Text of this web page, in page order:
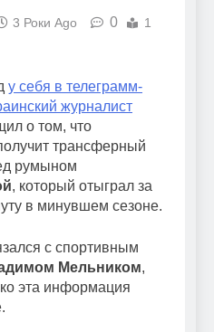
3 Роки Ago 0
1
у себя в телеграмм-
журналист
о том, что
трансферный
румыном
, который отыграл за
в минувшем сезоне.
с спортивным
Мельником,
эта информация